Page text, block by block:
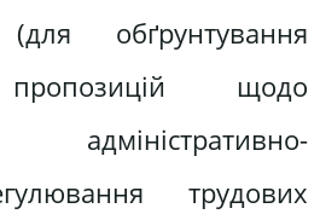
обґрунтування
щодо
адміністративно-
трудових